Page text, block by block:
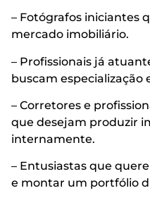
– Fotógrafos iniciantes
mercado imobiliário.
– Profissionais já
buscam especialização
– Corretores e
que desejam produzir
internamente.
– Entusiastas que
e montar um portfólio